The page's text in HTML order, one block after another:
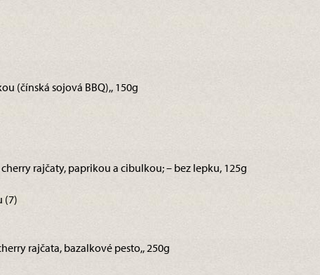
(čínská sojová BBQ),, 150g
rajčaty, paprikou a cibulkou; – bez lepku, 125g
(7)
rajčata, bazalkové pesto,, 250g